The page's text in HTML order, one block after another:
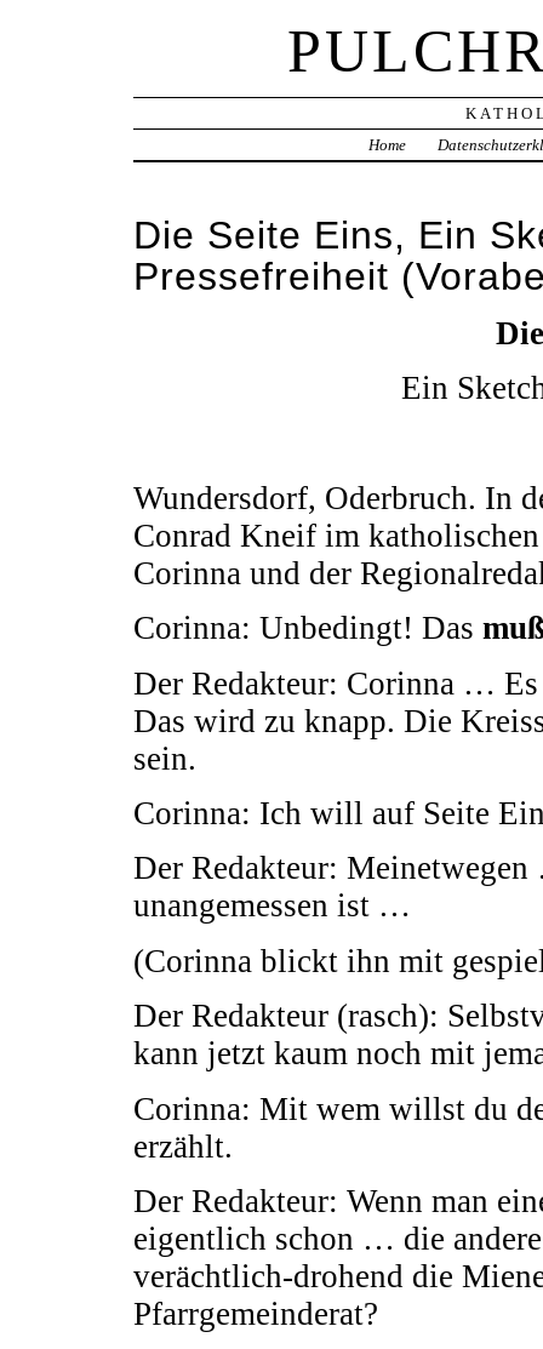
Home
Die Seite Eins, Ein
Pressefreiheit
Ein
Wundersdorf, Oderbruch. In
Conrad Kneif im
Corinna und der
Corinna: Unbedingt! Das
Der Redakteur: Corinna …
Das wird zu knapp. Die
sein.
Corinna: Ich will auf Seite
Der Redakteur:
unangemessen ist …
(Corinna blickt ihn mit
Der Redakteur (rasch):
kann jetzt kaum noch mit
Corinna: Mit wem willst du
erzählt.
Der Redakteur: Wenn man
eigentlich schon … die
verächtlich-drohend die
Pfarrgemeinderat?